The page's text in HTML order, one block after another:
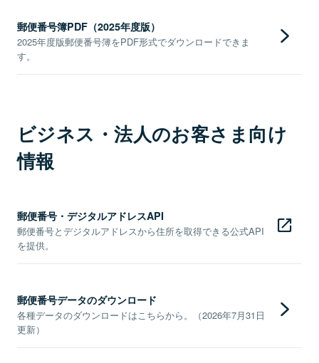
郵便番号簿PDF（2025年度版）
2025年度版郵便番号簿をPDF形式でダウンロードできま
す。
ビジネス・法人のお客さま向け
情報
郵便番号・デジタルアドレスAPI
郵便番号とデジタルアドレスから住所を取得できる公式API
を提供。
郵便番号データのダウンロード
各種データのダウンロードはこちらから。（2026年7月31日
更新）